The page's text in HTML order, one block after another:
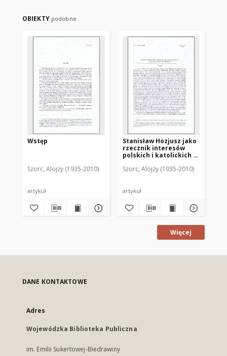
OBIEKTY podobne
Wstęp
Szorc, Alojzy (1935-2010)
artykuł
Stanisław Hozjusz jako
rzecznik interesów
polskich i katolickich w
Szorc, Alojzy (1935-2010)
artykuł
Więcej
DANE KONTAKTOWE
Adres
Wojewódzka Biblioteka Publiczna
im. Emilii Sukertowej-Biedrawiny